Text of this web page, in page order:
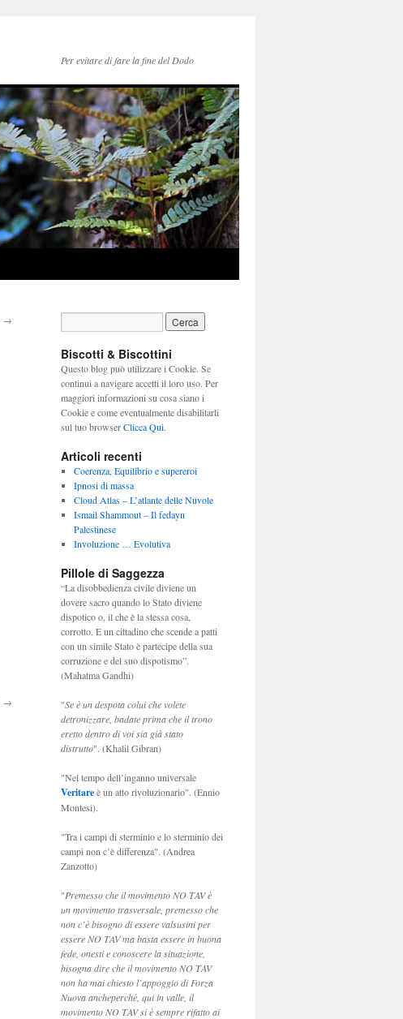
Per evitare di fare la fine del Dodo
→
→
Biscotti & Biscottini
Questo blog può utilizzare i Cookie. Se
continui a navigare accetti il loro uso. Per
maggiori informazioni su cosa siano i
Cookie e come eventualmente disabilitarli
sul tuo browserClicca Qui.
Articoli recenti
Coerenza, Equilibrio e supereroi
Ipnosi di massa
Cloud Atlas – L’atlante delle Nuvole
Ismail Shammout – Il fedayn
Palestinese
Involuzione … Evolutiva
Pillole di Saggezza
“La disobbedienza civile diviene un
dovere sacro quando lo Stato diviene
dispotico o, il che è la stessa cosa,
corrotto. E un cittadino che scende a patti
con un simile Stato è partecipe della sua
corruzione e del suo dispotismo”.
(Mahatma Gandhi)
"Se è un despota colui che volete
detronizzare, badate prima che il trono
eretto dentro di voi sia già stato
distrutto". (Khalil Gibran)
"Nel tempo dell’inganno universale
Veritareè un atto rivoluzionario". (Ennio
Montesi).
"Tra i campi di sterminio e lo sterminio dei
campi non c’è differenza". (Andrea
Zanzotto)
"Premesso che il movimento NO TAV è
un movimento trasversale, premesso che
non c’è bisogno di essere valsusini per
essere NO TAV ma basta essere in buona
fede, onesti e conoscere la situazione,
bisogna dire che il movimento NO TAV
non ha mai chiesto l’appoggio di Forza
Nuova ancheperché, qui in valle, il
movimento NO TAV si è sempre rifatto ai